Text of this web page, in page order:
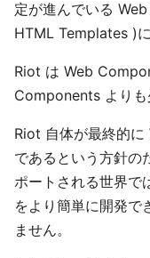
定が進んでいる
HTML Templates )に
Riot は Web
Components よりも
Riot 自体が最終的
であるという方針
ポートされる世界
をより簡単に開発で
ません。